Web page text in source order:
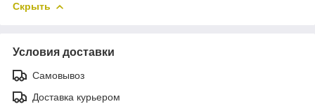
Скрыть
Условия доставки
Самовывоз
Доставка курьером